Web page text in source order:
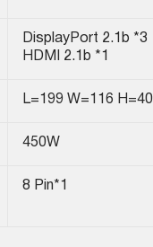
DisplayPort 2.1b *3
HDMI 2.1b *1
L=199 W=116 H=40
450W
8 Pin*1